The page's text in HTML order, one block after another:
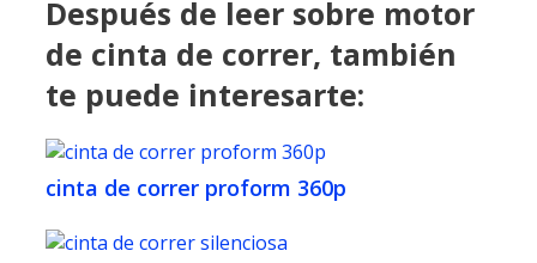
Después de leer sobre motor
de cinta de correr, también
te puede interesarte:
cinta de correr proform 360p